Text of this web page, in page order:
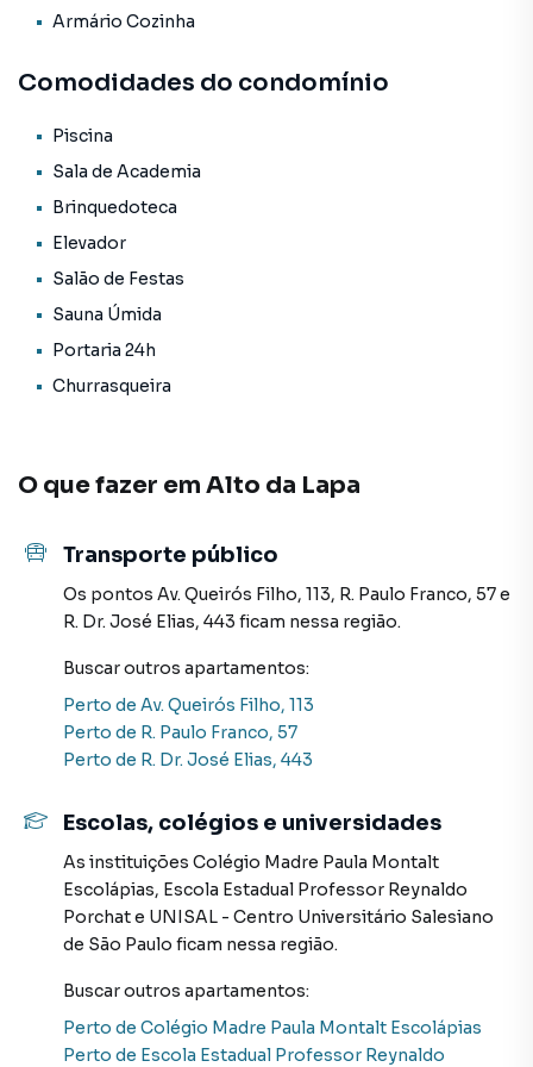
revitalizado com acabamentos modernos e de alta
Lapa oferece uma ampla gama de serviços, comércios e
facilidades. Próximo a supermercados, escolas,
restaurantes e opções de lazer, este local é perfeito para
quem valoriza a praticidade no dia a dia.
Não deixe passar a oportunidade de adquirir ou alugar este
imóvel único, que une elegância, conforto e uma excelente
visita e conhecer de perto todos os detalhes deste incrível
apartamento no Alto da Lapa, em São Paulo.
Alto da Lapa, em São Paulo. Não encontrou o que
Apartamento em São Paulo? Entre em contato com nossa
A Davantage consultoria imobiliária tem mais opções de
apartamentos, casas residenciais e comerciais, sobrados,
empreendimentos em construção ou lançamentos na
planta em Alto da Lapa e em outras regiões de São Paulo.
Aqui você encontra milhares de ofertas para encontrar o
Negocie seu imóvel de forma totalmente online, com
segurança e tranquilidade. Na Davantage consultoria
imobiliária você consegue comprar ou alugar um imóvel
em São Paulo mesmo não estando na cidade e com a
ou smartphone. Nós criamos soluções inovadoras para
simplificar a relação de proprietários, inquilinos e
compradores com o mercado imobiliário.
Armário Cozinha
Comodidades do condomínio
Piscina
Sala de Academia
Brinquedoteca
Elevador
Salão de Festas
Sauna Úmida
Portaria 24h
Churrasqueira
O que fazer em Alto da Lapa
Transporte público
Os pontos Av. Queirós Filho, 113, R. Paulo Franco, 57e
R. Dr. José Elias, 443 ficam nessa região.
Buscar outros apartamentos:
Perto de Av. Queirós Filho, 113
Perto de R. Paulo Franco, 57
Perto de R. Dr. José Elias, 443
Escolas, colégios e universidades
As instituições Colégio Madre Paula Montalt
Escolápias, Escola Estadual Professor Reynaldo
Porchate UNISAL - Centro Universitário Salesiano
de São Paulo ficam nessa região.
Buscar outros apartamentos:
Perto de Colégio Madre Paula Montalt Escolápias
Perto de Escola Estadual Professor Reynaldo